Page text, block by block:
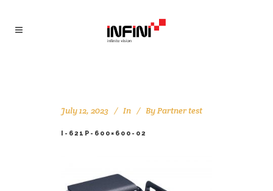
July 12, 2023 In ByPartner test
I-621P-600×600-02